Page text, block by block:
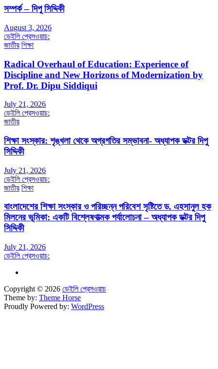
সম্পর্ক – দিপু সিদ্দিকী
August 3, 2026
ডেইলি প্রেসওয়াচ:
জাতীয় শিক্ষা
Radical Overhaul of Education: Experience of
Discipline and New Horizons of Modernization by
Prof. Dr. Dipu Siddiqui
July 21, 2026
ডেইলি প্রেসওয়াচ:
জাতীয়
শিক্ষা সংস্কার: শৃঙ্খলা থেকে অগ্রগতির সম্ভাবনা- অধ্যাপক ডক্টর দিপু
সিদ্দিকী
July 21, 2026
ডেইলি প্রেসওয়াচ:
জাতীয় শিক্ষা
বাংলাদেশের শিক্ষা সংস্কার ও পরিচ্ছন্ন পরিবেশ সৃষ্টিতে ড. এহসানুল হক
মিলনের ভূমিকা: একটি বিশ্লেষণাত্মক পর্যালোচনা – অধ্যাপক ডক্টর দিপু
সিদ্দিকী
July 21, 2026
ডেইলি প্রেসওয়াচ:
Copyright © 2026 ডেইলি প্রেসওয়াচ
Theme by: Theme Horse
Proudly Powered by: WordPress